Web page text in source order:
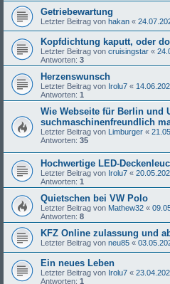
Getriebewartung
Letzter Beitrag von hakan «
Kopfdichtung kaputt, oder
Letzter Beitrag von cruisingstar «
Antworten: 3
Herzenswunsch
Letzter Beitrag von Irolu7 «
Antworten: 1
Wie Webseite für Berlin und
suchmaschinenfreundlich
Letzter Beitrag von Limburger «
Antworten: 35
Hochwertige LED-
Letzter Beitrag von Irolu7 «
Antworten: 1
Quietschen bei VW Polo
Letzter Beitrag von Mathew32 «
Antworten: 8
KFZ Online zulassung und
Letzter Beitrag von neu85 «
Ein neues Leben
Letzter Beitrag von Irolu7 «
Antworten: 1